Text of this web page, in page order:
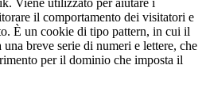
Viene utilizzato per aiutare i
il comportamento dei visitatori e
È un cookie di tipo pattern, in cui il
breve serie di numeri e lettere, che
per il dominio che imposta il